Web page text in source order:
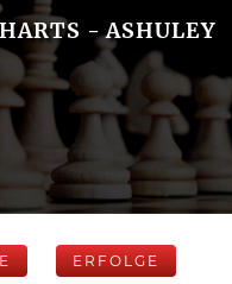
- ASHULEY
ERFOLGE